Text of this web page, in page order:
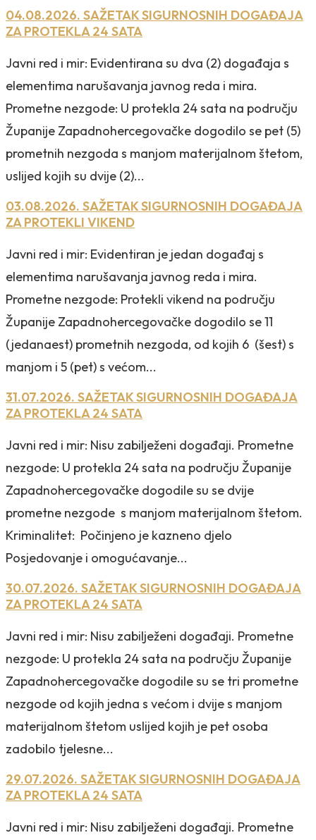
04.08.2026. SAŽETAK SIGURNOSNIH DOGAĐAJA
ZA PROTEKLA 24 SATA
Javni red i mir: Evidentirana su dva (2) događaja s
elementima narušavanja javnog reda i mira.
Prometne nezgode: U protekla 24 sata na području
Županije Zapadnohercegovačke dogodilo se pet (5)
prometnih nezgoda s manjom materijalnom štetom,
uslijed kojih su dvije (2)...
03.08.2026. SAŽETAK SIGURNOSNIH DOGAĐAJA
ZA PROTEKLI VIKEND
Javni red i mir: Evidentiran je jedan događaj s
elementima narušavanja javnog reda i mira.
Prometne nezgode: Protekli vikend na području
Županije Zapadnohercegovačke dogodilo se 11
(jedanaest) prometnih nezgoda, od kojih 6 (šest) s
manjom i 5 (pet) s većom...
31.07.2026. SAŽETAK SIGURNOSNIH DOGAĐAJA
ZA PROTEKLA 24 SATA
Javni red i mir: Nisu zabilježeni događaji. Prometne
nezgode: U protekla 24 sata na području Županije
Zapadnohercegovačke dogodile su se dvije
prometne nezgode s manjom materijalnom štetom.
Kriminalitet: Počinjeno je kazneno djelo
Posjedovanje i omogućavanje...
30.07.2026. SAŽETAK SIGURNOSNIH DOGAĐAJA
ZA PROTEKLA 24 SATA
Javni red i mir: Nisu zabilježeni događaji. Prometne
nezgode: U protekla 24 sata na području Županije
Zapadnohercegovačke dogodile su se tri prometne
nezgode od kojih jedna s većom i dvije s manjom
materijalnom štetom uslijed kojih je pet osoba
zadobilo tjelesne...
29.07.2026. SAŽETAK SIGURNOSNIH DOGAĐAJA
ZA PROTEKLA 24 SATA
Javni red i mir: Nisu zabilježeni događaji. Prometne